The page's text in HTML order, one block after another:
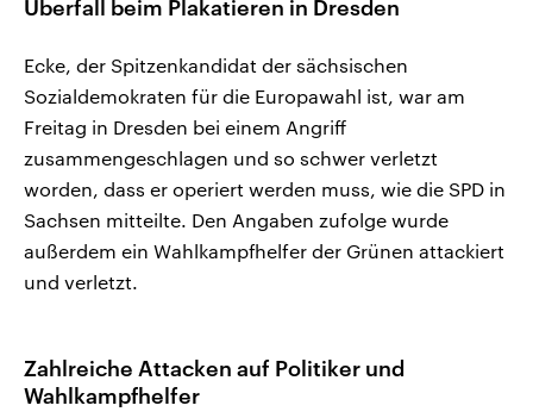
Überfall beim Plakatieren in Dresden
Ecke, der Spitzenkandidat der sächsischen
Sozialdemokraten für die Europawahl ist, war am
Freitag in Dresden bei einem Angriff
zusammengeschlagen und so schwer verletzt
worden, dass er operiert werden muss, wie die SPD in
Sachsen mitteilte. Den Angaben zufolge wurde
außerdem ein Wahlkampfhelfer der Grünen attackiert
und verletzt.
Zahlreiche Attacken auf Politiker und
Wahlkampfhelfer